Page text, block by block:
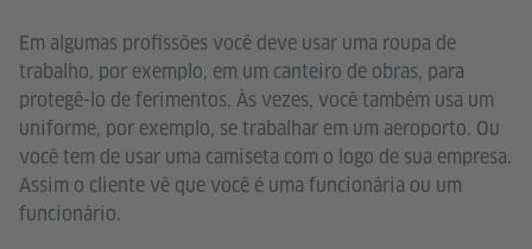
Em algumas profissões você deve usar uma roupa de
trabalho, por exemplo, em um canteiro de obras, para
protegê-lo de ferimentos. Às vezes, você também usa um
uniforme, por exemplo, se trabalhar em um aeroporto. Ou
você tem de usar uma camiseta com o logo de sua empresa.
Assim o cliente vê que você é uma funcionária ou um
funcionário.